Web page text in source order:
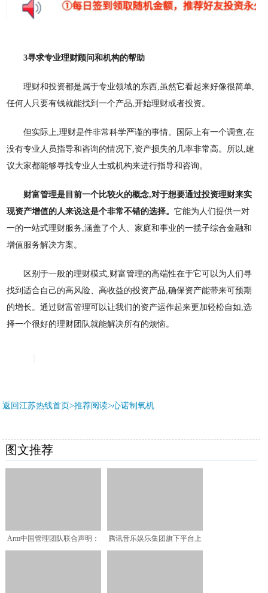
3寻求专业理财顾问和机构的帮助
理财和投资都是属于专业领域的东西,虽然它看起来好像很简单,
任何人只要有钱就能找到一个产品,开始理财或者投资。
但实际上,理财是件非常科学严谨的事情。国际上有一个调查,在
没有专业人员指导和咨询的情况下,资产损失的几率非常高。所以,建
议大家都能够寻找专业人士或机构来进行指导和咨询。
财富管理是目前一个比较火的概念,对于想要通过投资理财来实
现资产增值的人来说这是个非常不错的选择。 它能为人们提供一对
一的一站式理财服务,涵盖了个人、家庭和事业的一揽子综合金融和
增值服务解决方案。
区别于一般的理财模式,财富管理的高端性在于它可以为人们寻
找到适合自己的高风险、高收益的投资产品,确保资产能带来可预期
的增长。通过财富管理可以让我们的资产运作起来更加轻松自如,选
择一个很好的理财团队就能解决所有的烦恼。
返回江苏热线首页>推荐阅读>心诺制氧机
图文推荐
Arm中国管理团队联合声明：
腾讯音乐娱乐集团旗下平台上